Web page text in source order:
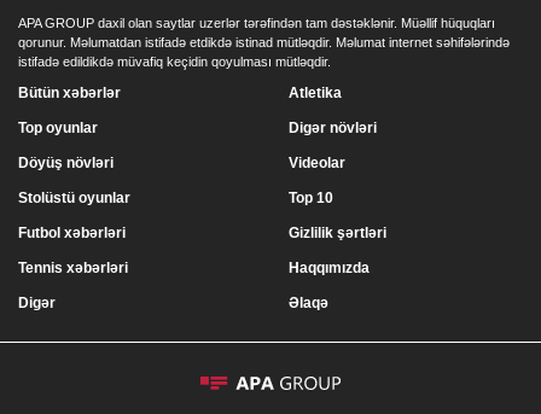
APA GROUP daxil olan saytlar uzerlər tərəfindən tam dəstəklənir. Müəllif hüquqları
qorunur. Məlumatdan istifadə etdikdə istinad mütləqdir. Məlumat internet səhifələrində
istifadə edildikdə müvafiq keçidin qoyulması mütləqdir.
Bütün xəbərlər
Top oyunlar
Döyüş növləri
Stolüstü oyunlar
Atletika
Digər növləri
Videolar
Top 10
Futbol xəbərləri
Tennis xəbərləri
Digər
Gizlilik şərtləri
Haqqımızda
Əlaqə